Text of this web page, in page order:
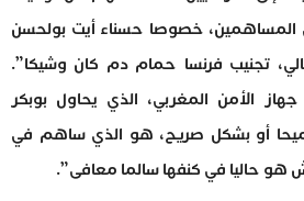
المساهمين، خصوصا حسناء أيت بولحسن
تجنيب فرنسا حمام دم كان وشيكا”.
الأمن المغربي، الذي يحاول بوبكر
أو بشكل صريح، هو الذي ساهم في
هو حاليا في كنفها سالما معافى”.